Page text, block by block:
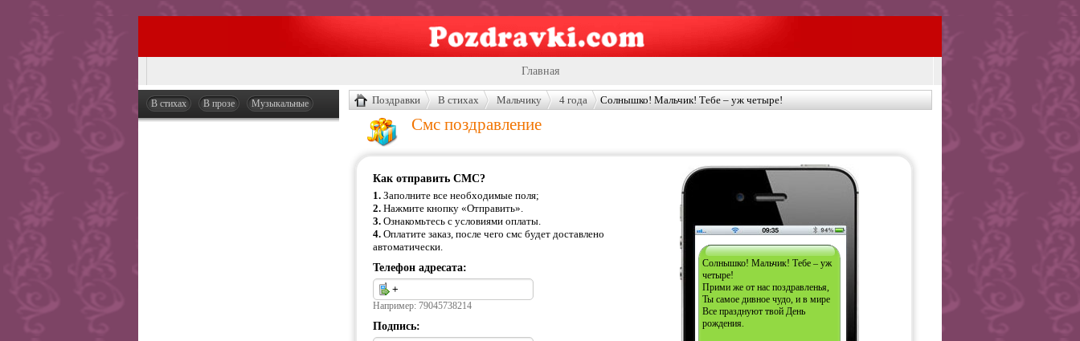
Главная
Открытки
Сценарии
Стенгазеты
Что подарить?
Контакты
В стихах В прозе Музыкальные Поздравки В стихах Мальчику 4 года Солнышко! Мальчик! Тебе – уж четыре!
Смс поздравление
Как отправить СМС?
1. Заполните все необходимые поля;
2. Нажмите кнопку «Отправить».
3. Ознакомьтесь с условиями оплаты.
4. Оплатите заказ, после чего смс будет доставлено
автоматически.
Телефон адресата:
Например: 79045738214
Подпись:
Солнышко! Мальчик! Тебе – уж
четыре!
Прими же от нас поздравленья,
Ты самое дивное чудо, и в мире
Все празднуют твой День
рождения.